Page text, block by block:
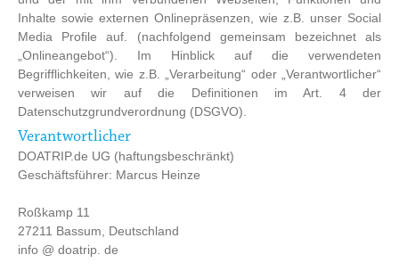
Inhalte sowie externen Onlinepräsenzen, wie z.B. unser Social
Media Profile auf. (nachfolgend gemeinsam bezeichnet als
„Onlineangebot“). Im Hinblick auf die verwendeten
Begrifflichkeiten, wie z.B. „Verarbeitung“ oder „Verantwortlicher“
verweisen wir auf die Definitionen im Art. 4 der
Datenschutzgrundverordnung (DSGVO).
Verantwortlicher
DOATRIP.de UG (haftungsbeschränkt)
Geschäftsführer: Marcus Heinze
Roßkamp 11
27211 Bassum, Deutschland
info @ doatrip. de